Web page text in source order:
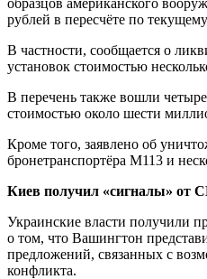
рублей в пересчёте по
В частности, сообщается о
установок стоимостью
В перечень также вошли
стоимостью около шести
Кроме того, заявлено об
бронетранспортёра M113 и
Киев получил «сигналы» от
Украинские власти получили
о том, что Вашингтон
предложений, связанных с
конфликта.